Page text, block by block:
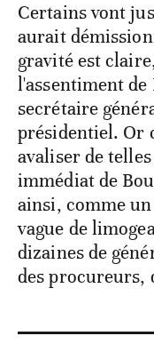
Certains vont
aurait
gravité est
l'assentiment de
secrétaire
présidentiel. Or
avaliser de
immédiat de
ainsi, comme
vague de
dizaines de
des procureurs,